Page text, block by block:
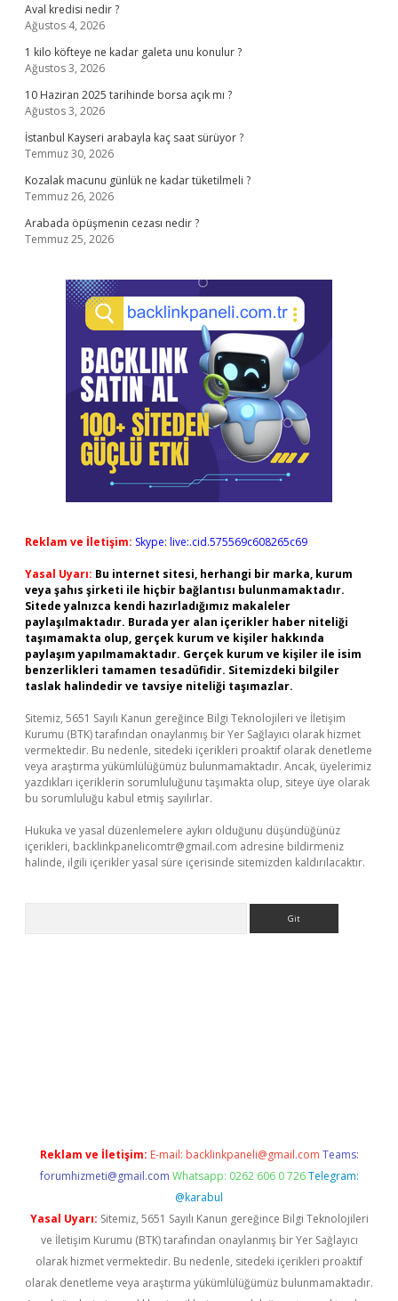
Aval kredisi nedir ?
Ağustos 4, 2026
1 kilo köfteye ne kadar galeta unu konulur ?
Ağustos 3, 2026
10 Haziran 2025 tarihinde borsa açık mı ?
Ağustos 3, 2026
İstanbul Kayseri arabayla kaç saat sürüyor ?
Temmuz 30, 2026
Kozalak macunu günlük ne kadar tüketilmeli ?
Temmuz 26, 2026
Arabada öpüşmenin cezası nedir ?
Temmuz 25, 2026
Reklam ve İletişim: Skype: live:.cid.575569c608265c69
Yasal Uyarı: Bu internet sitesi, herhangi bir marka, kurum
veya şahıs şirketi ile hiçbir bağlantısı bulunmamaktadır.
Sitede yalnızca kendi hazırladığımız makaleler
paylaşılmaktadır. Burada yer alan içerikler haber niteliği
taşımamakta olup, gerçek kurum ve kişiler hakkında
paylaşım yapılmamaktadır. Gerçek kurum ve kişiler ile isim
benzerlikleri tamamen tesadüfidir. Sitemizdeki bilgiler
taslak halindedir ve tavsiye niteliği taşımazlar.
Sitemiz, 5651 Sayılı Kanun gereğince Bilgi Teknolojileri ve İletişim
Kurumu (BTK) tarafından onaylanmış bir Yer Sağlayıcı olarak hizmet
vermektedir. Bu nedenle, sitedeki içerikleri proaktif olarak denetleme
veya araştırma yükümlülüğümüz bulunmamaktadır. Ancak, üyelerimiz
yazdıkları içeriklerin sorumluluğunu taşımakta olup, siteye üye olarak
bu sorumluluğu kabul etmiş sayılırlar.
Hukuka ve yasal düzenlemelere aykırı olduğunu düşündüğünüz
içerikleri, backlinkpanelicomtr@gmail.com adresine bildirmeniz
halinde, ilgili içerikler yasal süre içerisinde sitemizden kaldırılacaktır.
Reklam ve İletişim: E-mail: backlinkpaneli@gmail.com Teams:
forumhizmeti@gmail.com Whatsapp: 0262 606 0 726 Telegram:
@karabul
Yasal Uyarı: Sitemiz, 5651 Sayılı Kanun gereğince Bilgi Teknolojileri
ve İletişim Kurumu (BTK) tarafından onaylanmış bir Yer Sağlayıcı
olarak hizmet vermektedir. Bu nedenle, sitedeki içerikleri proaktif
olarak denetleme veya araştırma yükümlülüğümüz bulunmamaktadır.